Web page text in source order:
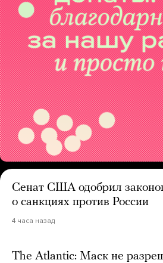
Сенат США одобрил
о санкциях против России
4 часа назад
The Atlantic: Маск не